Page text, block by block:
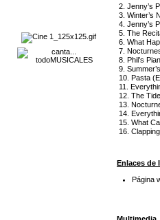
2. Jenny’s
3. Winter’s
4. Jenny’s
5. The
6. What
7.
8. Phil’s
9.
10. Pasta
11.
12. The
13.
14.
15. What
16.
Enlaces de
Página